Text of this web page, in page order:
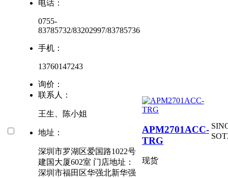
电话：
0755-
83785732/83202997/83785736
手机：
13760147243
询价：
联系人：
王生、陈小姐
地址：
深圳市罗湖区爱国路1022号
建国大厦602室 门店地址：
深圳市福田区华强北新华强
APM2701ACC-
TRG
现货